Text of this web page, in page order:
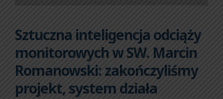
Sztuczna inteligencja odciąży
monitorowych w SW. Marcin
Romanowski: zakończyliśmy
projekt, system działa